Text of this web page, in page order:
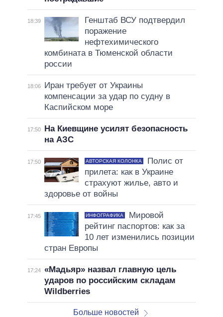
18:39
Генштаб ВСУ подтвердил
поражение
нефтехимического
комбината в Тюменской области
россии
18:06
Иран требует от Украины
компенсации за удар по судну в
Каспийском море
17:50
На Киевщине усилят безопасность
на АЗС
17:50 АВТОРСКАЯ КОЛОНКА
Полис от
прилета: как в Украине
страхуют жилье, авто и
здоровье от войны
17:45 ИНФОГРАФИКА
Мировой
рейтинг паспортов: как за
10 лет изменились позиции
стран Европы
17:24 «Мадьяр» назвал главную цель
ударов по российским складам
Wildberries
Больше новостей